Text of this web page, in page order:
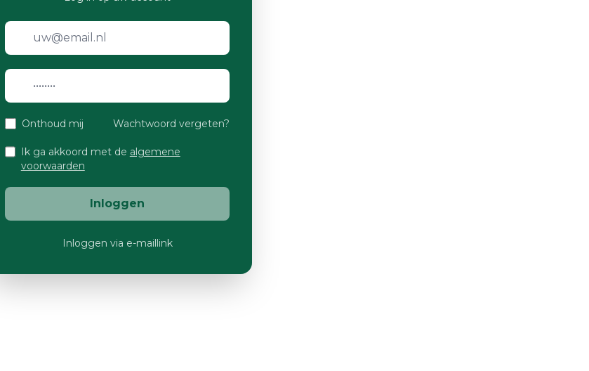
Onthoud mij Wachtwoord vergeten?
Ik ga akkoord met de algemene
voorwaarden
Inloggen
Inloggen via e-maillink